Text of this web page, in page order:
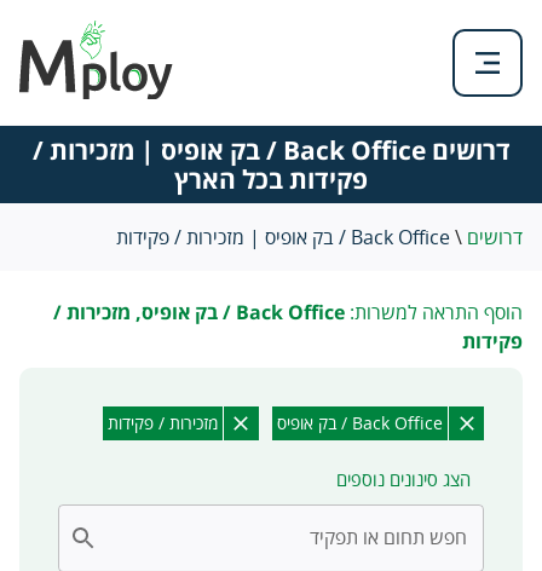
דרושים Back Office / בק אופיס | מזכירות /
פקידות בכל הארץ
דרושים \Back Office / בק אופיס | מזכירות / פקידות
הוסף התראה למשרות:
Back Office / בק אופיס, מזכירות /
פקידות
Back Office / בק אופיס מזכירות / פקידות
הצג סינונים נוספים
חפש תחום או תפקיד